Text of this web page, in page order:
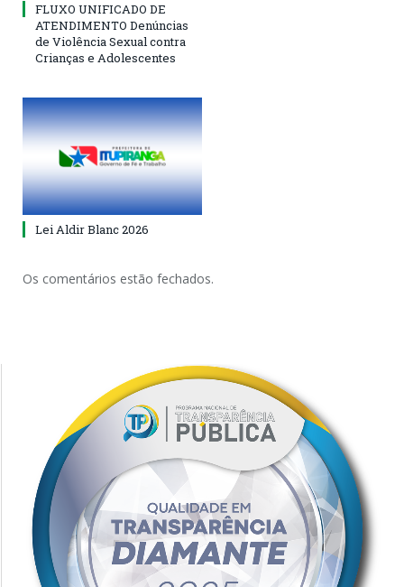
FLUXO UNIFICADO DE
ATENDIMENTO Denúncias
de Violência Sexual contra
Crianças e Adolescentes
Lei Aldir Blanc 2026
Os comentários estão fechados.